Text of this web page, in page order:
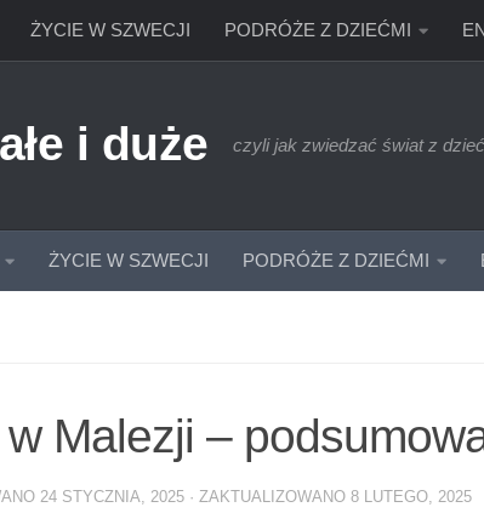
ŻYCIE W SZWECJI PODRÓŻE Z DZIEĆMI
i duże czyli jak zwiedzać świat z
ŻYCIE W SZWECJI PODRÓŻE Z DZIEĆMI
Malezji –
24 STYCZNIA, 2025 · ZAKTUALIZOWANO 8 LUTEGO, 2025